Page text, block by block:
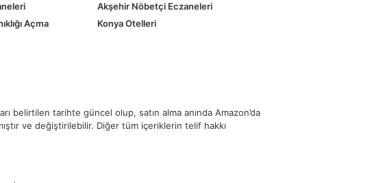
Akşehir Nöbetçi Eczaneleri
Açma
Konya Otelleri
belirtilen tarihte güncel olup, satın alma anında Amazon’da
ve değiştirilebilir. Diğer tüm içeriklerin telif hakkı